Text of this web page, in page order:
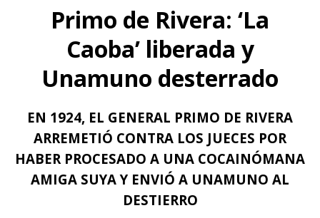
Primo de Rivera: ‘La
Caoba’ liberada y
Unamuno desterrado
EN 1924, EL GENERAL PRIMO DE RIVERA
ARREMETIÓ CONTRA LOS JUECES POR
HABER PROCESADO A UNA COCAINÓMANA
AMIGA SUYA Y ENVIÓ A UNAMUNO AL
DESTIERRO